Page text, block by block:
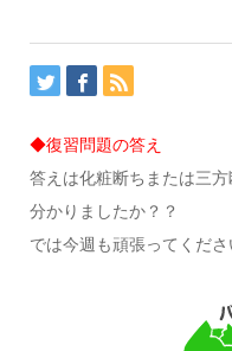
◆復習問題の答え
答えは化粧断ちまたは三方
分かりましたか？？
では今週も頑張ってくださ